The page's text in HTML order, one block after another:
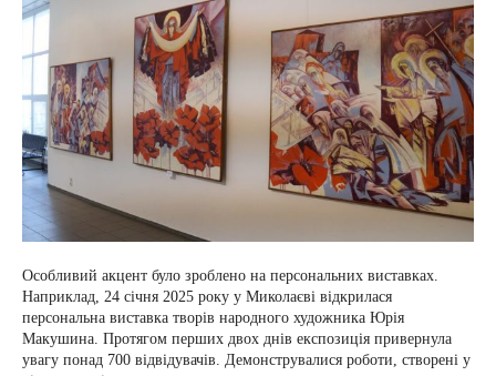
Особливий акцент було зроблено на персональних виставках.
Наприклад, 24 січня 2025 року у Миколаєві відкрилася
персональна виставка творів народного художника Юрія
Макушина. Протягом перших двох днів експозиція привернула
увагу понад 700 відвідувачів. Демонструвалися роботи, створені у